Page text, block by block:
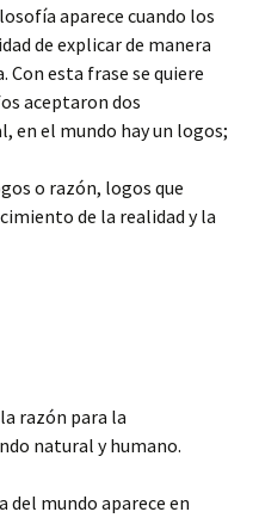
aparece cuando los
de explicar de manera
Con esta frase se quiere
aceptaron dos
en el mundo hay un logos;
o razón, logos que
de la realidad y la
razón para la
natural y humano.
mundo aparece en